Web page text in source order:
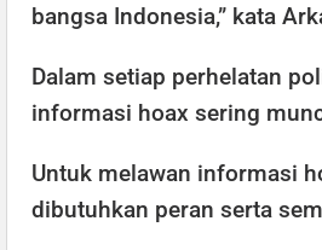
bangsa Indonesia,” kata
Dalam setiap perhelatan
informasi hoax sering
Untuk melawan informasi
dibutuhkan peran serta